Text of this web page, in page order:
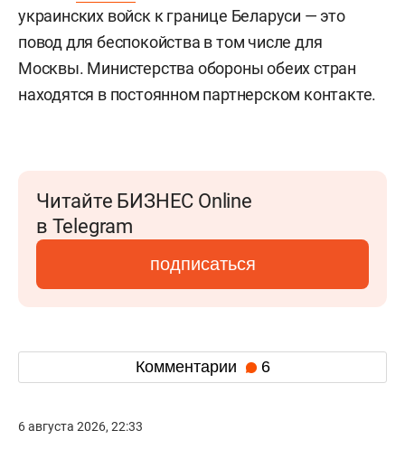
украинских войск к границе Беларуси — это
повод для беспокойства в том числе для
Москвы. Министерства обороны обеих стран
находятся в постоянном партнерском контакте.
Читайте БИЗНЕС Online
в Telegram
подписаться
Комментарии 6
6 августа 2026, 22:33